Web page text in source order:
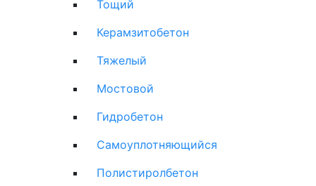
Тощий
Керамзитобетон
Тяжелый
Мостовой
Гидробетон
Самоуплотняющийся
Полистиролбетон